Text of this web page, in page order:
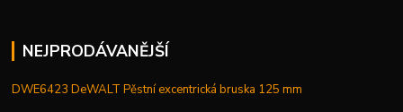
NEJPRODÁVANĚJŠÍ
DWE6423 DeWALT Pěstní excentrická bruska 125 mm